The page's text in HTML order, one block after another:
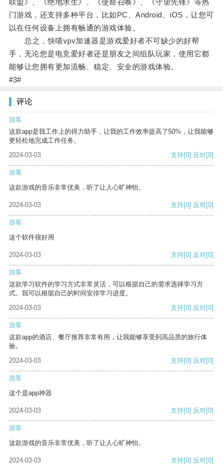
联盟》、《绝地求生》、《使命召唤》、《守望先锋》等热
门游戏，还支持多种平台，比如PC、Android、iOS，让您可
以在任何设备上拥有畅通的游戏体验。
总之，快喵vpv加速器是游戏爱好者不可缺少的好帮
手，无论您是电竞爱好者还是朋友之间组队玩家，使用它都
能够让您拥有更加流畅、稳定、安全的游戏体验。
#3#
评论
游客
这款app是我工作上的得力助手，让我的工作效率提高了50%，让我能够
更轻松地完成工作任务。
2024-03-03
支持[0] 反对[0]
游客
这款游戏的音乐非常优美，听了让人心旷神怡。
2024-03-03 支持[0] 反对[0]
游客
这个软件很好用
2024-03-03 支持[0] 反对[0]
游客
这款学习软件的学习方式非常灵活，可以根据自己的需求选择学习方
式。我可以根据自己的时间安排学习进度。
2024-03-03
支持[0] 反对[0]
游客
这款app的酒店、餐厅推荐非常有用，让我能够享受到高品质的旅行体
验。
2024-03-03
支持[0] 反对[0]
游客
这个是app神器
2024-03-03 支持[0] 反对[0]
游客
这款游戏的音乐非常优美，听了让人心旷神怡。
2024-03-03 支持[0] 反对[0]